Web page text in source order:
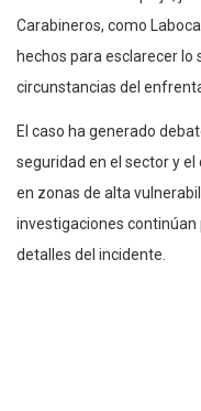
Carabineros, como
hechos para esclarecer
circunstancias del
El caso ha generado
seguridad en el sector y
en zonas de alta
investigaciones
detalles del incidente.